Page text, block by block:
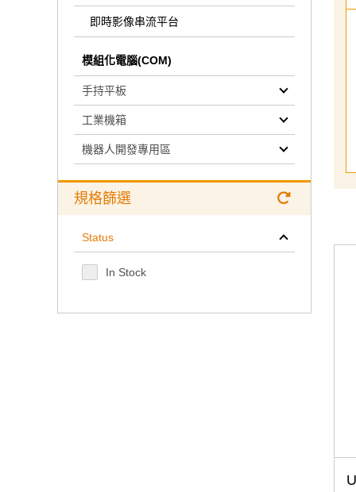
即時影像串流平台
模組化電腦(COM)
手持平板
工業機箱
機器人開發專用區
規格篩選
Status
In Stock